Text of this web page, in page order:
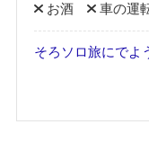
お酒 車の運
そろソロ旅にでよ